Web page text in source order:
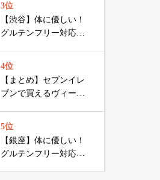
3位
【渋谷】体に優しい！
グルテンフリー対応カ
4位
【まとめ】セブンイレ
ブンで買えるヴィーガ
5位
【銀座】体に優しい！
グルテンフリー対応カ